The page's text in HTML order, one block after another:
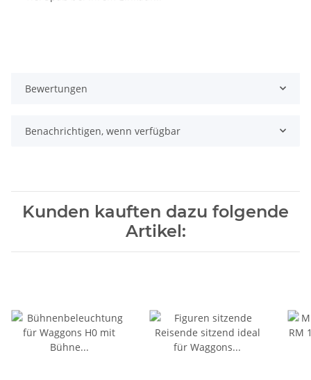
Bewertungen
Benachrichtigen, wenn verfügbar
Kunden kauften dazu folgende
Artikel: